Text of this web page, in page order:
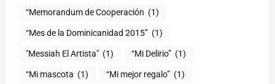
“Memorandum de Cooperación (1)
“Mes de la Dominicanidad 2015” (1)
"Messiah El Artista" (1) “Mi Delirio” (1)
“Mi mascota (1) “Mi mejor regalo” (1)